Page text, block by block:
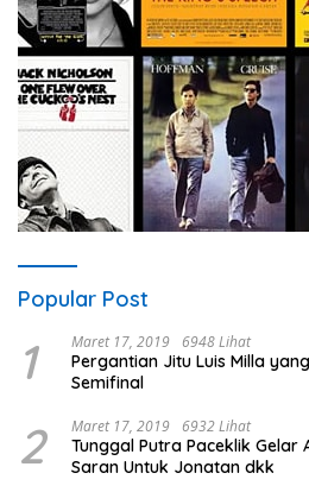
Popular Post
1 Maret 17, 2019 6948 Lihat
Pergantian Jitu Luis Milla
Semifinal
2 Maret 17, 2019 6932 Lihat
Tunggal Putra Paceklik Gelar
Saran Untuk Jonatan dkk